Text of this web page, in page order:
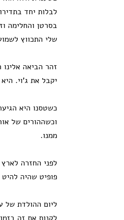
לבלות יחד
בסרטן והחלימה
שלי התכווץ
זהר הביאה
יקבל את ג'וי.
כשטסנו היא
וכשההורים של
ממנו.
לפני החזרה
פופיט שהיה
ליום ההולדת של